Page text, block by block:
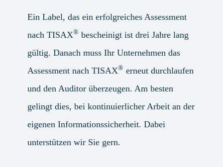
Ein Label, das ein erfolgreiches Assessment
nach TISAX® bescheinigt ist drei Jahre lang
gültig. Danach muss Ihr Unternehmen das
Assessment nach TISAX® erneut durchlaufen
und den Auditor überzeugen. Am besten
gelingt dies, bei kontinuierlicher Arbeit an der
eigenen Informationssicherheit. Dabei
unterstützen wir Sie gern.